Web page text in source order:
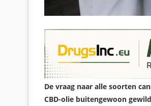
De vraag naar alle soorten
CBD-olie buitengewoon